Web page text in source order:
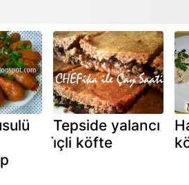
Tepside yalancı
i̇çli köfte